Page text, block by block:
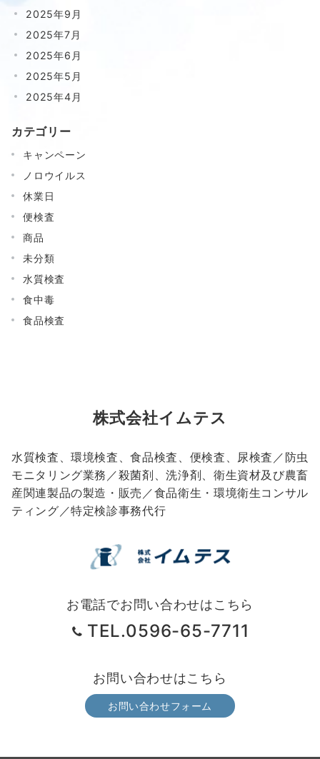
2025年9月
2025年7月
2025年6月
2025年5月
2025年4月
カテゴリー
キャンペーン
ノロウイルス
休業日
便検査
商品
未分類
水質検査
食中毒
食品検査
株式会社イムテス
水質検査、環境検査、食品検査、便検査、尿検査／防虫
モニタリング業務／殺菌剤、洗浄剤、衛生資材及び農畜
産関連製品の製造・販売／食品衛生・環境衛生コンサル
ティング／特定検診事務代行
お電話でお問い合わせはこちら
TEL.0596-65-7711
お問い合わせはこちら
お問い合わせフォーム